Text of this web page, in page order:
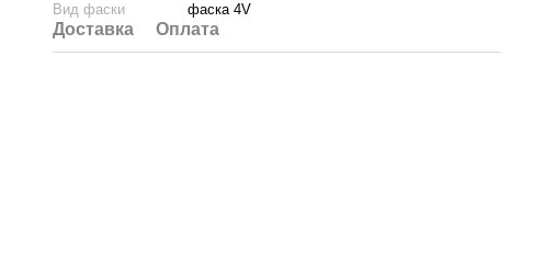
Вид фаски
фаска 4V
Доставка Оплата